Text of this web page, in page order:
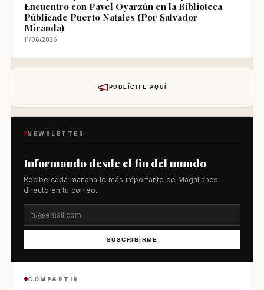
Encuentro con Pavel Oyarzún en la Biblioteca
Públicade Puerto Natales (Por Salvador
Miranda)
11/06/2026
PUBLÍCITE AQUÍ
NEWSLETTER
Informando desde el fin del mundo
Recibe cada mañana lo más importante de Magallanes
directo en tu correo.
SUSCRIBIRME
COMPARTIR